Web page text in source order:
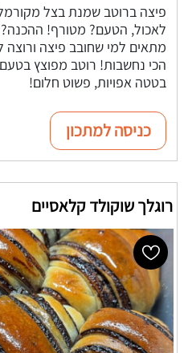
פיצה ברוטב שמנת בצל
לאכול, הטעם? מטורף!
מתאים למי שחובב פיצה
הכי נחשבות! רוטב מפוצץ
בטטה אפויות, פשוט חלום!
כניסה למתכון
רוגלך שוקולד קלאסיים